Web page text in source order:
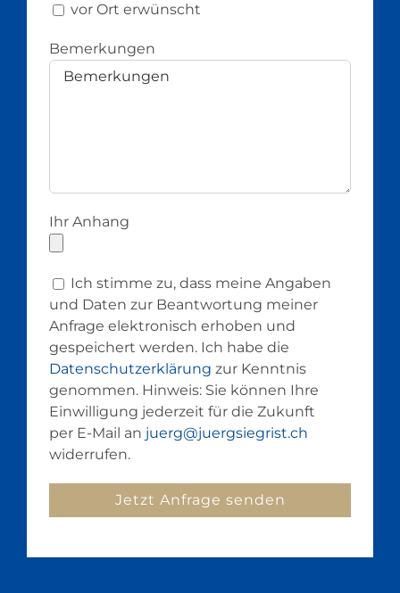
vor Ort erwünscht
Bemerkungen
Ihr Anhang
Ich stimme zu, dass meine Angaben
und Daten zur Beantwortung meiner
Anfrage elektronisch erhoben und
gespeichert werden. Ich habe die
Datenschutzerklärung zur Kenntnis
genommen. Hinweis: Sie können Ihre
Einwilligung jederzeit für die Zukunft
per E-Mail an juerg@juergsiegrist.ch
widerrufen.